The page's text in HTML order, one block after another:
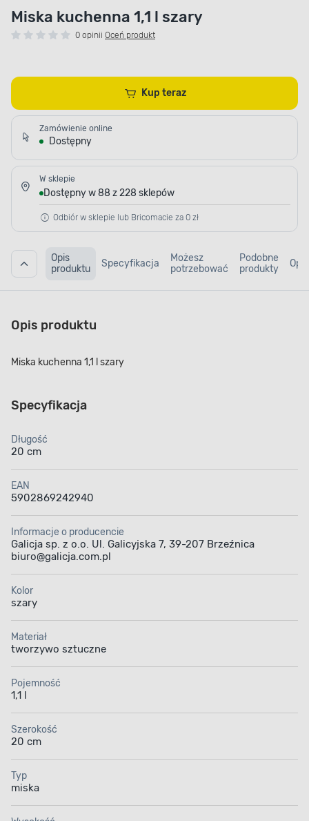
Miska kuchenna 1,1 l szary
0 opinii Oceń produkt
Kup teraz
Zamówienie online
Dostępny
W sklepie
Dostępny w 88 z 228 sklepów
Odbiór w sklepie lub Bricomacie za 0 zł
Opis
produktu
Specyfikacja
Możesz
potrzebować
Podobne
produkty
Opis produktu
Miska kuchenna 1,1 l szary
Specyfikacja
Długość
20 cm
EAN
5902869242940
Informacje o producencie
Galicja sp. z o.o. Ul. Galicyjska 7, 39-207 Brzeźnica
biuro@galicja.com.pl
Kolor
szary
Materiał
tworzywo sztuczne
Pojemność
1,1 l
Szerokość
20 cm
Typ
miska